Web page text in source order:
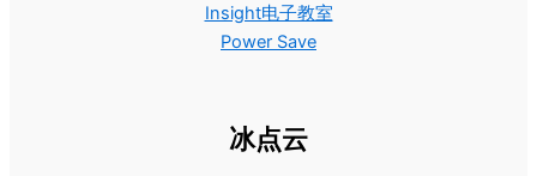
Insight电子教室
Power Save
冰点云